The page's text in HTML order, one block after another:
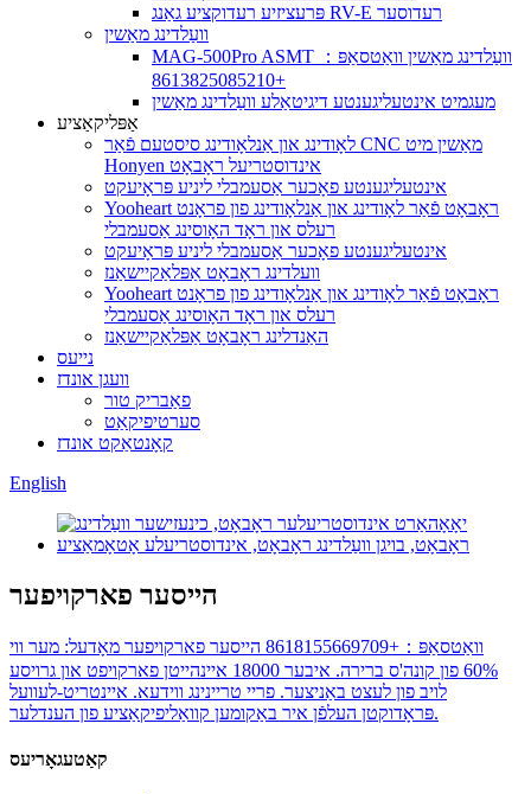
פּרעציזיע רעדוקציע גאַנג RV-E רעדוסער
וועַלדינג מאַשין
MAG-500Pro ASMT וועַלדינג מאַשין וואַטסאַפּ：
+8613825085210
מעגמיט אינטעליגענטע דיגיטאַלע וועַלדינג מאַשין
אַפּליקאַציע
לאָודינג און אַנלאָודינג סיסטעם פֿאַר CNC מאַשין מיט
Honyen אינדוסטריעל ראָבאָט
אינטעליגענטע פאָכער אַסעמבלי ליניע פּראָיעקט
Yooheart ראָבאָט פֿאַר לאָודינג און אַנלאָודינג פון פראָנט
רעלס און ראָד האָוסינג אַסעמבלי
אינטעליגענטע פאָכער אַסעמבלי ליניע פּראָיעקט
וועלדינג ראָבאָט אַפּלאַקיישאַנז
Yooheart ראָבאָט פֿאַר לאָודינג און אַנלאָודינג פון פראָנט
רעלס און ראָד האָוסינג אַסעמבלי
האַנדלינג ראָבאָט אַפּלאַקיישאַנז
נייעס
וועגן אונדז
פאַבריק טור
סערטיפיקאַט
קאָנטאַקט אונדז
English
הייסער פארקויפער
וואַטסאַפּ：+8618155669709 הייסער פארקויפער מאָדעל: מער ווי
60% פון קונה'ס ברירה. איבער 18000 איינהייטן פארקויפט און גרויסע
לויב פון לעצט באַניצער. פריי טריינינג ווידעא. איינטריט-לעוועל
פּראָדוקטן העלפֿן איר באַקומען קוואַליפיקאַציע פון ​​הענדלער.
קאַטעגאָריעס